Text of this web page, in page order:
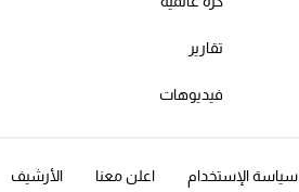
تقارير
فيديوهات
سياسة الإستخدام اعلن معنا الأرشيف